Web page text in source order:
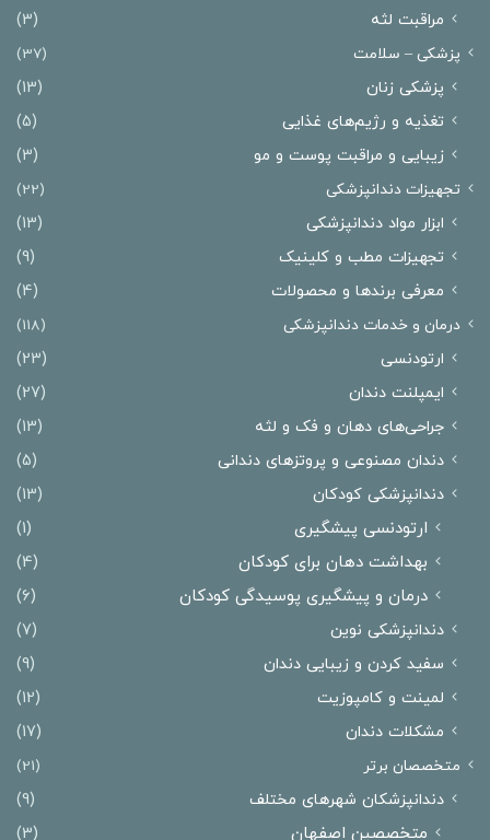
مراقبت لثه
(3)
پزشکی – سلامت (37)
پزشکی زنان
(13)
تغذیه و رژیم‌های غذایی
(5)
زیبایی و مراقبت پوست و مو
(3)
تجهیزات دندانپزشکی (22)
ابزار مواد دندانپزشکی
(13)
تجهیزات مطب و کلینیک
(9)
معرفی برندها و محصولات
(4)
درمان‌ و خدمات دندانپزشکی (118)
ارتودنسی
(23)
ایمپلنت دندان
(27)
جراحی‌های دهان و فک و لثه
(13)
دندان مصنوعی و پروتزهای دندانی
(5)
دندانپزشکی کودکان
(13)
ارتودنسی پیشگیری
(1)
بهداشت دهان برای کودکان
(4)
درمان و پیشگیری پوسیدگی کودکان
(6)
دندانپزشکی نوین
(7)
سفید کردن و زیبایی دندان
(9)
لمینت و کامپوزیت
(12)
مشکلات دندان
(17)
متخصصان برتر (21)
دندانپزشکان شهرهای مختلف
(9)
متخصصین اصفهان
(3)